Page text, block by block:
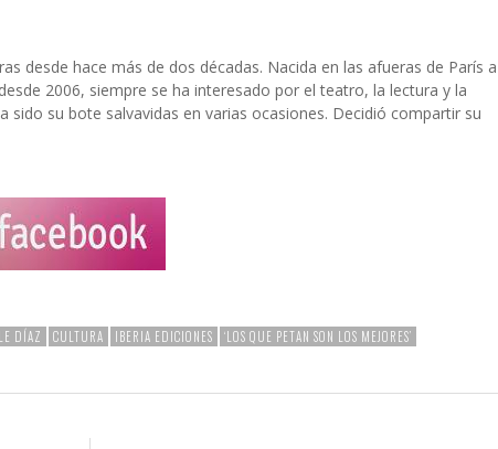
desde hace más de dos décadas. Nacida en las afueras de París a
2006, siempre se ha interesado por el teatro, la lectura y la
sido su bote salvavidas en varias ocasiones. Decidió compartir su
DÍAZ CULTURA IBERIA EDICIONES ‘LOS QUE PETAN SON LOS MEJORES’